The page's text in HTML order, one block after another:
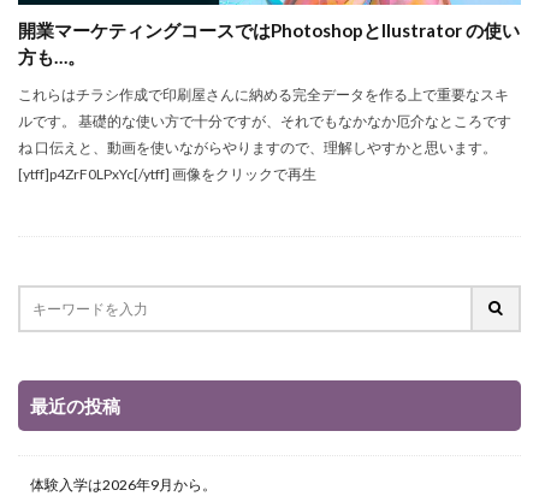
開業マーケティングコースではPhotoshopとllustrator の使い
方も…。
これらはチラシ作成で印刷屋さんに納める完全データを作る上で重要なスキ
ルです。 基礎的な使い方で十分ですが、それでもなかなか厄介なところです
ね 口伝えと、動画を使いながらやりますので、理解しやすかと思います。
[ytff]p4ZrF0LPxYc[/ytff] 画像をクリックで再生
最近の投稿
体験入学は2026年9月から。